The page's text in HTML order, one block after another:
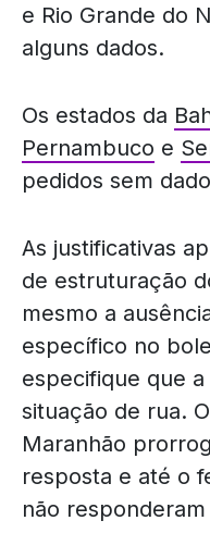
e Rio Grande do
alguns dados.
Os estados da
Pernambuco e
pedidos sem
As justificativas
de estruturação
mesmo a
específico no
especifique que
situação de rua.
Maranhão
resposta e até o
não